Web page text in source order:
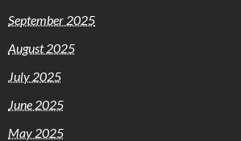
September 2025
August 2025
July 2025
June 2025
May 2025